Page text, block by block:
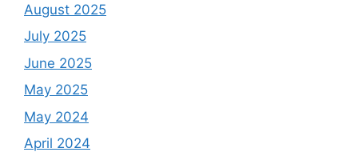
August 2025
July 2025
June 2025
May 2025
May 2024
April 2024